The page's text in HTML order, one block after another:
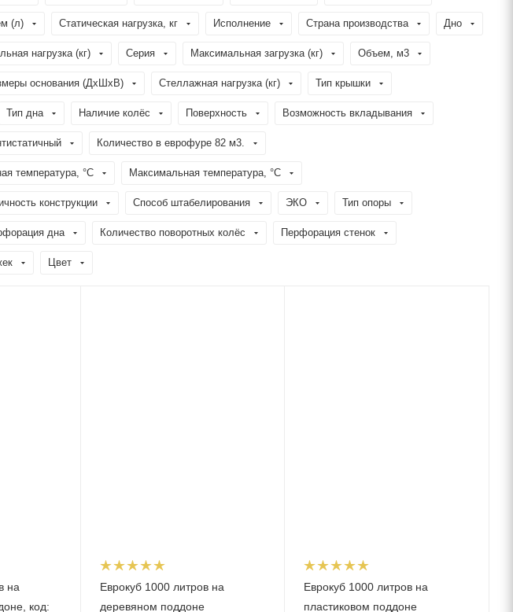
(л) Статическая нагрузка, кг Исполнение Страна производства Дно
нагрузка (кг) Серия Максимальная загрузка (кг) Объем, м3
основания (ДхШхВ) Стеллажная нагрузка (кг) Тип крышки
Тип дна Наличие колёс Поверхность Возможность вкладывания
Количество в еврофуре 82 м3.
температура, °C Максимальная температура, °C
конструкции Способ штабелирования ЭКО Тип опоры
дна Количество поворотных колёс Перфорация стенок
Цвет
на
код:
Еврокуб 1000 литров на
деревяном поддоне
Еврокуб 1000 литров на
пластиковом поддоне